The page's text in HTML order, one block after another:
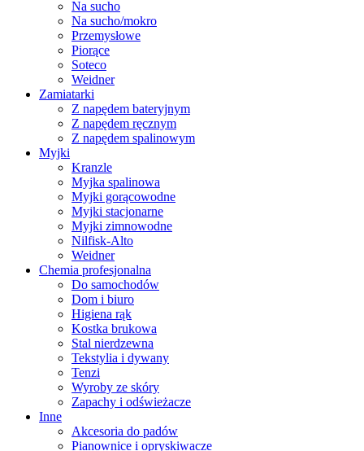
Na sucho
Na sucho/mokro
Przemysłowe
Piorące
Soteco
Weidner
Zamiatarki
Z napędem bateryjnym
Z napędem ręcznym
Z napędem spalinowym
Myjki
Kranzle
Myjka spalinowa
Myjki gorącowodne
Myjki stacjonarne
Myjki zimnowodne
Nilfisk-Alto
Weidner
Chemia profesjonalna
Do samochodów
Dom i biuro
Higiena rąk
Kostka brukowa
Stal nierdzewna
Tekstylia i dywany
Tenzi
Wyroby ze skóry
Zapachy i odświeżacze
Inne
Akcesoria do padów
Pianownice i opryskiwacze